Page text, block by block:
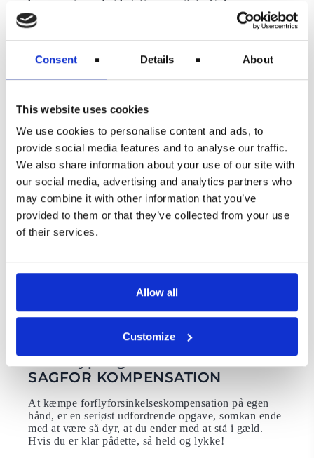
Consent Details About
This website uses cookies
We use cookies to personalise content and ads, to
provide social media features and to analyse our traffic.
We also share information about your use of our site with
our social media, advertising and analytics partners who
may combine it with other information that you’ve
provided to them or that they’ve collected from your use
of their services.
Allow all
Customize
lægge seriøst arbejde i din sag, vil du få deres
opmærksomhed og da er der mulighed for at få en
kompensation.
FORSINKELSESTAKTIKKER
Hvis EU’s flyforsinkelseskompensationsproces var
nem, så ville flyselskaberne tabe mange penge.
Selvfølgeligvil de ikke gøre det så nemt. Det er dét
der er hele pointen!
At forsinke disse sager,er en sport for nogle
luftfartsselskaber. De bliver behandlet som var det
enstirre konkurrence, hvor de kan blinke så mange
gange som de vil, men de taberikke før det hvide flag
vejrudsiger, og typisk ser de ikke rigtige ud.Dette er
et eksempel på et luftfartsselskab, som prøver at
bevise at der varekstraordinære omstændigheder, som
var synderen bag forsinkelsen eller aflysningen.
LAD Flypenge KÆMPE DIN
SAGFOR KOMPENSATION
At kæmpe forflyforsinkelseskompensation på egen
hånd, er en seriøst udfordrende opgave, somkan ende
med at være så dyr, at du ender med at stå i gæld.
Hvis du er klar pådette, så held og lykke!